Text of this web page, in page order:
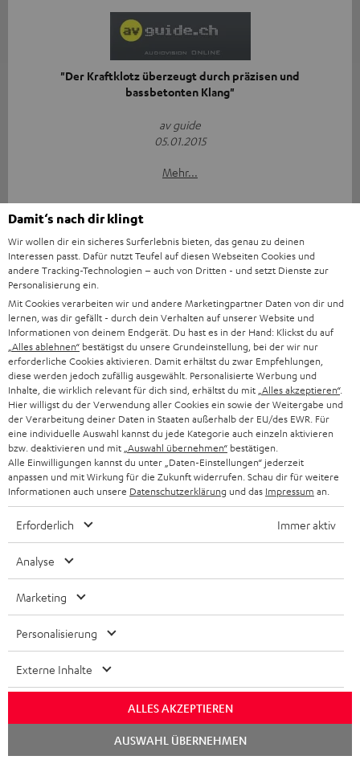
"Der Kraftklotz überzeugt durch präzisen und
bassbetonten Klang"
av guide
05.01.2015
Mehr...
„... der ideale und günstige Einstieg in die Raumfeld-
Welt...“
AV-Magazin
19.12.2014
Mehr...
Mac Life
„... hat man den Speaker nicht im Blickfeld und weiß, wie
kompakt er baut, glaubt man sofort, ein deutlich größeres
Device spielen zu hören“
Damit‘s nach dir klingt
Wir wollen dir ein sicheres Surferlebnis bieten, das genau zu deinen
Interessen passt. Dafür nutzt Teufel auf diesen Webseiten Cookies und
andere Tracking-Technologien – auch von Dritten - und setzt Dienste zur
Personalisierung ein.
Mit Cookies verarbeiten wir und andere Marketingpartner Daten von dir und
lernen, was dir gefällt - durch dein Verhalten auf unserer Website und
Informationen von deinem Endgerät. Du hast es in der Hand: Klickst du auf
„Alles ablehnen“ bestätigst du unsere Grundeinstellung, bei der wir nur
erforderliche Cookies aktivieren. Damit erhältst du zwar Empfehlungen,
diese werden jedoch zufällig ausgewählt. Personalisierte Werbung und
Inhalte, die wirklich relevant für dich sind, erhältst du mit „Alles akzeptieren“.
Hier willigst du der Verwendung aller Cookies ein sowie der Weitergabe und
der Verarbeitung deiner Daten in Staaten außerhalb der EU/des EWR. Für
eine individuelle Auswahl kannst du jede Kategorie auch einzeln aktivieren
bzw. deaktivieren und mit „Auswahl übernehmen“ bestätigen.
Alle Einwilligungen kannst du unter „Daten-Einstellungen“ jederzeit
anpassen und mit Wirkung für die Zukunft widerrufen. Schau dir für weitere
Informationen auch unsere Datenschutzerklärung und das Impressum an.
Erforderlich Immer aktiv
Analyse
Marketing
Personalisierung
Externe Inhalte
ALLES AKZEPTIEREN
AUSWAHL ÜBERNEHMEN